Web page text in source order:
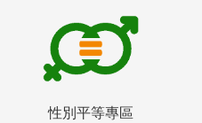
性別平等專區